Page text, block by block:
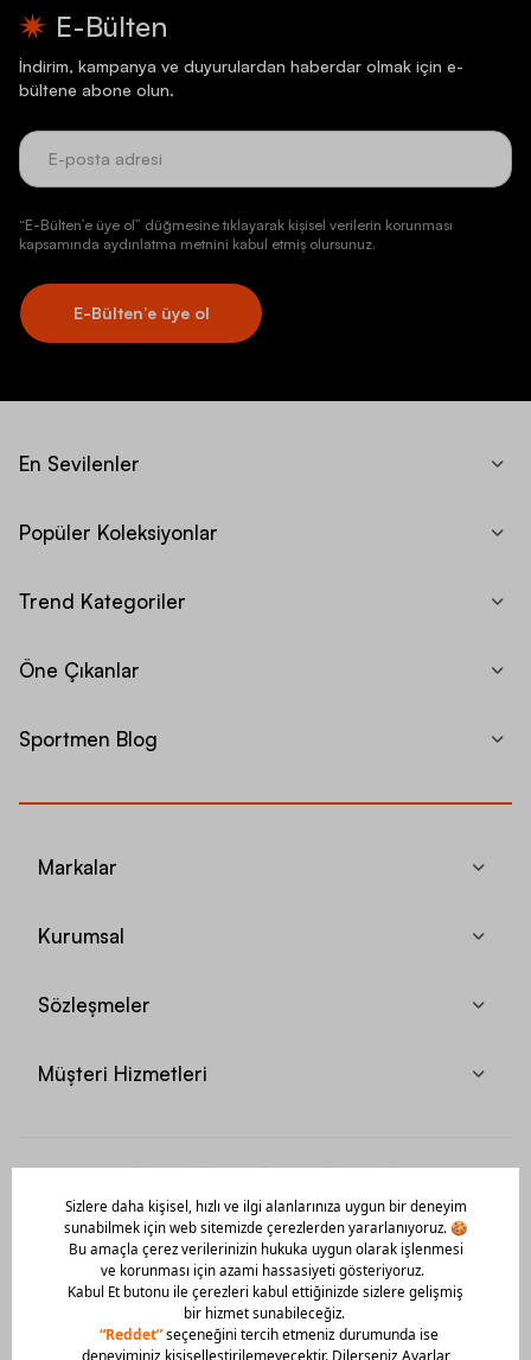
E-Bülten
İndirim, kampanya ve duyurulardan haberdar olmak için e-
bültene abone olun.
“E-Bülten’e üye ol” düğmesine tıklayarak kişisel verilerin korunması
kapsamında aydınlatma metnini kabul etmiş olursunuz.
E-Bülten’e üye ol
En Sevilenler
Popüler Koleksiyonlar
Trend Kategoriler
Öne Çıkanlar
Sportmen Blog
Markalar
Kurumsal
Sözleşmeler
Müşteri Hizmetleri
Mobil Uygulamamızı Hemen İndir!